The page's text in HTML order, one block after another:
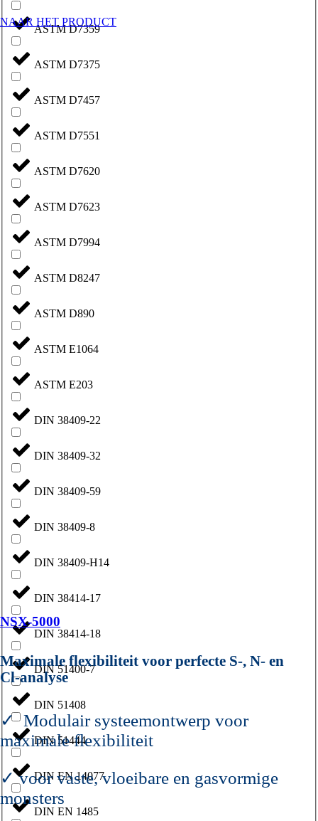
ASTM D7359
ASTM D7375
ASTM D7457
ASTM D7551
ASTM D7620
ASTM D7623
ASTM D7994
ASTM D8247
ASTM D890
ASTM E1064
ASTM E203
DIN 38409-22
DIN 38409-32
DIN 38409-59
DIN 38409-8
DIN 38409-H14
DIN 38414-17
DIN 38414-18
DIN 51400-7
DIN 51408
DIN 51444
DIN EN 14077
DIN EN 1485
NAAR HET PRODUCT
NSX-5000
Maximale flexibiliteit voor perfecte S-, N- en
Cl‑analyse
✓ Modulair systeemontwerp voor
maximale flexibiliteit
✓ voor vaste, vloeibare en gasvormige
monsters